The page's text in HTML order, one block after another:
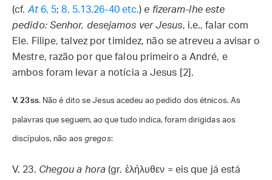
(cf.At6, 5;8, 5.13.26-40 etc.) e fizeram-lhe este
pedido: Senhor, desejamos ver Jesus, i.e., falar com
Ele. Filipe, talvez por timidez, não se atreveu a avisar o
Mestre, razão por que falou primeiro a André, e
ambos foram levar a notícia a Jesus [2].
V. 23ss. Não é dito se Jesus acedeu ao pedido dos étnicos. As
palavras que seguem, ao que tudo indica, foram dirigidas aos
discípulos, não aos gregos:
V. 23. Chegou a hora (gr. ἐλήλυθεν = eis que já está